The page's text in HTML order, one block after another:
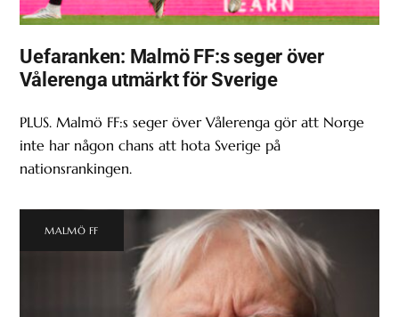
Uefaranken: Malmö FF:s seger över
Vålerenga utmärkt för Sverige
PLUS. Malmö FF:s seger över Vålerenga gör att Norge
inte har någon chans att hota Sverige på
nationsrankingen.
MALMÖ FF